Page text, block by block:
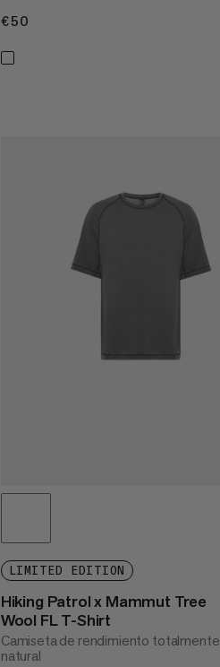
€50
LIMITED EDITION
Hiking Patrol x Mammut Tree
Wool FL T-Shirt
Camiseta de rendimiento totalmente
natural